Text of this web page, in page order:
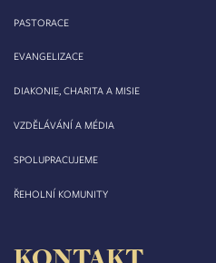
PASTORACE
EVANGELIZACE
DIAKONIE, CHARITA A MISIE
VZDĚLÁVÁNÍ A MÉDIA
SPOLUPRACUJEME
ŘEHOLNÍ KOMUNITY